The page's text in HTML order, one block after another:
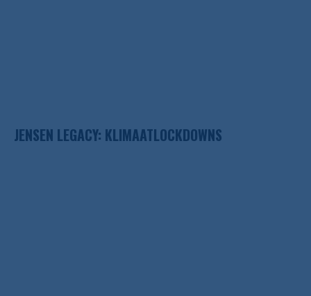
JENSEN LEGACY: KLIMAATLOCKDOWNS